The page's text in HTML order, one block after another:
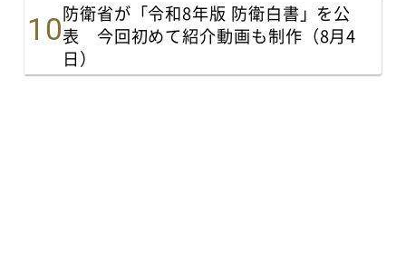
防衛省が「令和8年版 防衛白書」を公
表 今回初めて紹介動画も制作（8月4
日）